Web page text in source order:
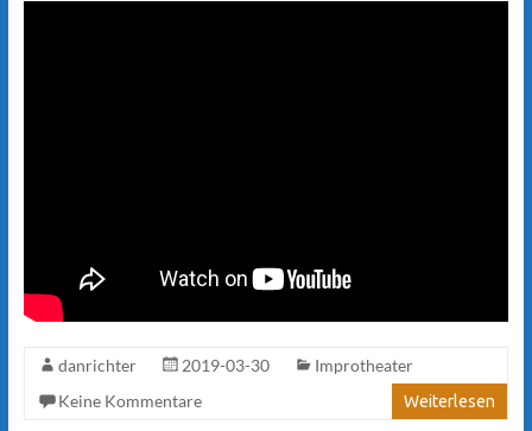
danrichter 2019-03-30
Improtheater
Keine Kommentare
Weiterlesen